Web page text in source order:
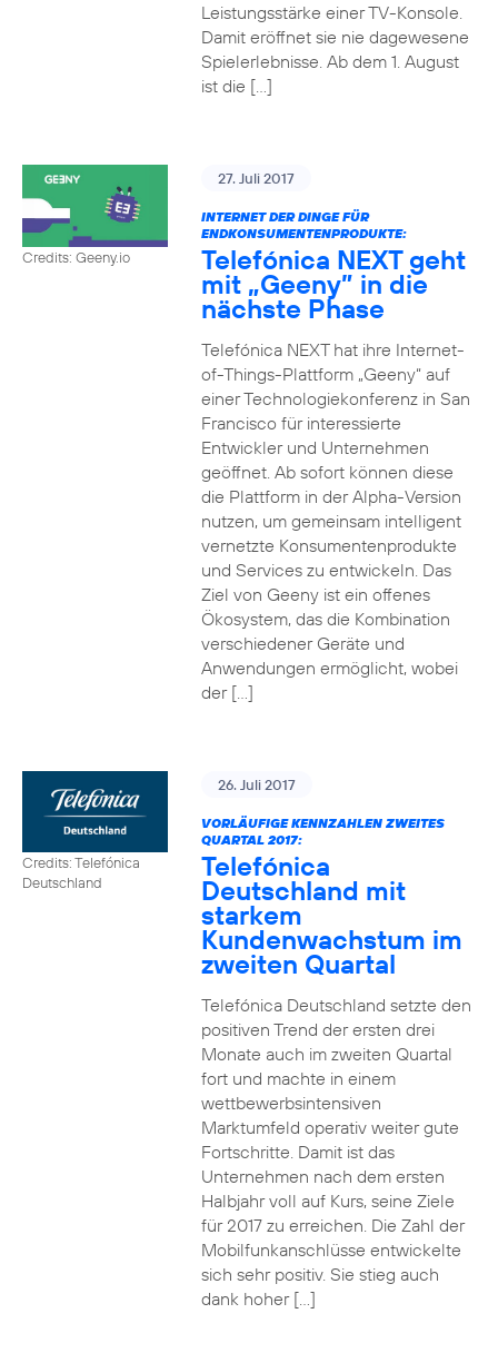
Leistungsstärke einer TV-Konsole.
Damit eröffnet sie nie dagewesene
Spielerlebnisse. Ab dem 1. August
ist die […]
Credits: Geeny.io
27. Juli 2017
INTERNET DER DINGE FÜR
ENDKONSUMENTENPRODUKTE:
Telefónica NEXT geht
mit „Geeny” in die
nächste Phase
Telefónica NEXT hat ihre Internet-
of-Things-Plattform „Geeny“ auf
einer Technologiekonferenz in San
Francisco für interessierte
Entwickler und Unternehmen
geöffnet. Ab sofort können diese
die Plattform in der Alpha-Version
nutzen, um gemeinsam intelligent
vernetzte Konsumentenprodukte
und Services zu entwickeln. Das
Ziel von Geeny ist ein offenes
Ökosystem, das die Kombination
verschiedener Geräte und
Anwendungen ermöglicht, wobei
der […]
Credits: Telefónica
Deutschland
26. Juli 2017
VORLÄUFIGE KENNZAHLEN ZWEITES
QUARTAL 2017:
Telefónica
Deutschland mit
starkem
Kundenwachstum im
zweiten Quartal
Telefónica Deutschland setzte den
positiven Trend der ersten drei
Monate auch im zweiten Quartal
fort und machte in einem
wettbewerbsintensiven
Marktumfeld operativ weiter gute
Fortschritte. Damit ist das
Unternehmen nach dem ersten
Halbjahr voll auf Kurs, seine Ziele
für 2017 zu erreichen. Die Zahl der
Mobilfunkanschlüsse entwickelte
sich sehr positiv. Sie stieg auch
dank hoher […]